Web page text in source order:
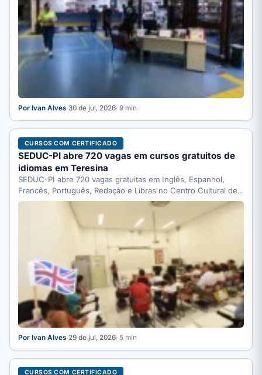
Por Ivan Alves·30 de jul, 2026· 9 min
CURSOS COM CERTIFICADO
SEDUC-PI abre 720 vagas em cursos gratuitos de
idiomas em Teresina
SEDUC-PI abre 720 vagas gratuitas em Inglês, Espanhol,
Francês, Português, Redação e Libras no Centro Cultural de
Línguas…
Por Ivan Alves·29 de jul, 2026· 5 min
CURSOS COM CERTIFICADO